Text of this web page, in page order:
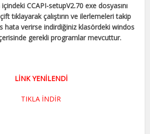
CCAPI-setupV2.70 exe dosyasını
tıklayarak çalıştırın ve ilerlemeleri takip
hata verirse indirdiğiniz klasördeki windos
gerekli programlar mevcuttur.
LİNK YENİLENDİ
TIKLA İNDİR